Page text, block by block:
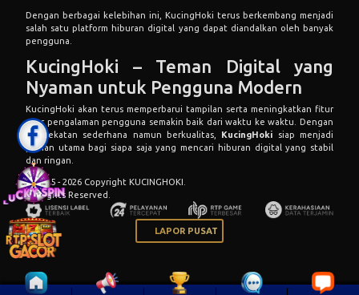
Dengan berbagai kelebihan ini, KucingHoki terus berkembang menjadi
salah satu platform hiburan digital yang dapat diandalkan oleh banyak
pengguna.
KucingHoki – Teman Digital yang
Nyaman untuk Pengguna Modern
KucingHoki akan terus memperbarui tampilan serta meningkatkan fitur
agar pengalaman pengguna semakin baik dari waktu ke waktu. Dengan
pendekatan sederhana namun berkualitas, KucingHoki siap menjadi
pilihan utama bagi siapa saja yang mencari hiburan digital yang stabil
dan ringan.
© 2015 - 2026 Copyright KUCINGHOKI.
All Rights Reserved.
LAPOR PUSAT